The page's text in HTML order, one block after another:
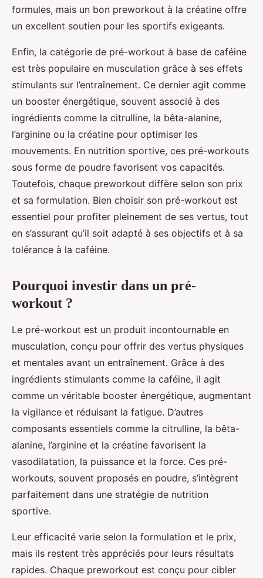
formules, mais un bon preworkout à la créatine offre
un excellent soutien pour les sportifs exigeants.
Enfin, la catégorie de pré-workout à base de caféine
est très populaire en musculation grâce à ses effets
stimulants sur l’entraînement. Ce dernier agit comme
un booster énergétique, souvent associé à des
ingrédients comme la citrulline, la bêta-alanine,
l’arginine ou la créatine pour optimiser les
mouvements. En nutrition sportive, ces pré-workouts
sous forme de poudre favorisent vos capacités.
Toutefois, chaque preworkout diffère selon son prix
et sa formulation. Bien choisir son pré-workout est
essentiel pour profiter pleinement de ses vertus, tout
en s’assurant qu’il soit adapté à ses objectifs et à sa
tolérance à la caféine.
Pourquoi investir dans un pré-
workout ?
Le pré-workout est un produit incontournable en
musculation, conçu pour offrir des vertus physiques
et mentales avant un entraînement. Grâce à des
ingrédients stimulants comme la caféine, il agit
comme un véritable booster énergétique, augmentant
la vigilance et réduisant la fatigue. D’autres
composants essentiels comme la citrulline, la bêta-
alanine, l’arginine et la créatine favorisent la
vasodilatation, la puissance et la force. Ces pré-
workouts, souvent proposés en poudre, s’intègrent
parfaitement dans une stratégie de nutrition
sportive.
Leur efficacité varie selon la formulation et le prix,
mais ils restent très appréciés pour leurs résultats
rapides. Chaque preworkout est conçu pour cibler